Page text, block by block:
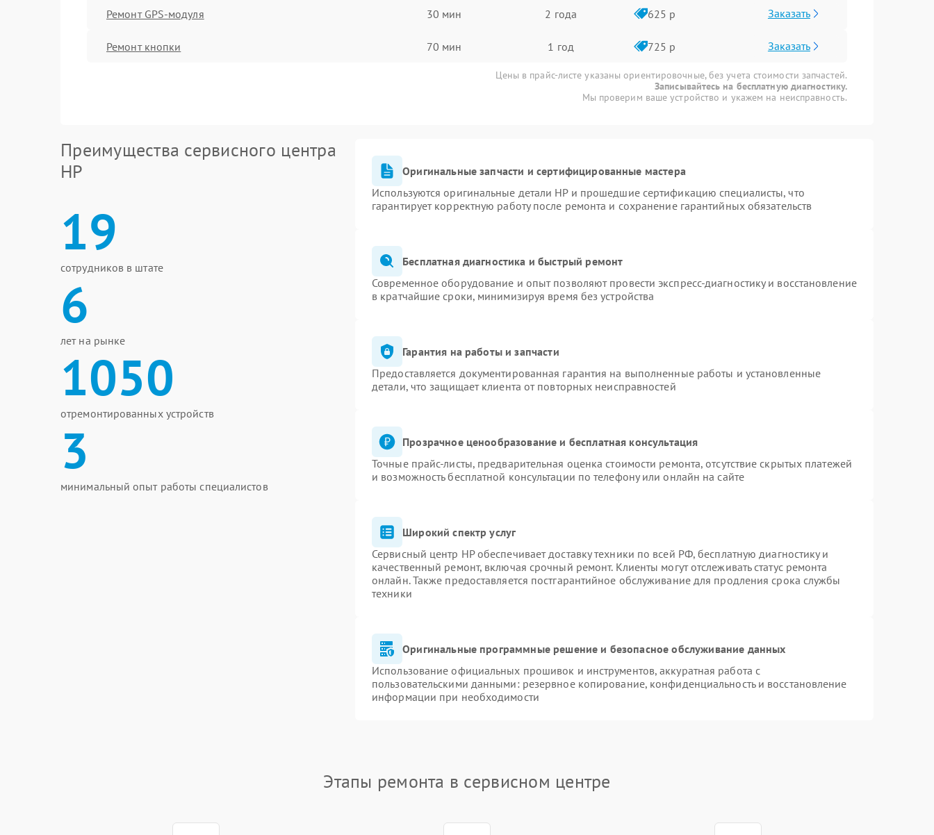
Ремонт GPS-модуля 30 мин 2 года 625 р Заказать
Ремонт кнопки 70 мин 1 год 725 р Заказать
Цены в прайс-листе указаны ориентировочные, без учета стоимости запчастей.
Записывайтесь на бесплатную диагностику.
Мы проверим ваше устройство и укажем на неисправность.
Преимущества сервисного центра
HP
19
сотрудников в штате
6
лет на рынке
1050
отремонтированных устройств
3
минимальный опыт работы специалистов
Оригинальные запчасти и сертифицированные мастера
Используются оригинальные детали HP и прошедшие сертификацию специалисты, что
гарантирует корректную работу после ремонта и сохранение гарантийных обязательств
Бесплатная диагностика и быстрый ремонт
Современное оборудование и опыт позволяют провести экспресс-диагностику и восстановление
в кратчайшие сроки, минимизируя время без устройства
Гарантия на работы и запчасти
Предоставляется документированная гарантия на выполненные работы и установленные
детали, что защищает клиента от повторных неисправностей
Прозрачное ценообразование и бесплатная консультация
Точные прайс-листы, предварительная оценка стоимости ремонта, отсутствие скрытых платежей
и возможность бесплатной консультации по телефону или онлайн на сайте
Широкий спектр услуг
Сервисный центр HP обеспечивает доставку техники по всей РФ, бесплатную диагностику и
качественный ремонт, включая срочный ремонт. Клиенты могут отслеживать статус ремонта
онлайн. Также предоставляется постгарантийное обслуживание для продления срока службы
техники
Оригинальные программные решение и безопасное обслуживание данных
Использование официальных прошивок и инструментов, аккуратная работа с
пользовательскими данными: резервное копирование, конфиденциальность и восстановление
информации при необходимости
Этапы ремонта в сервисном центре